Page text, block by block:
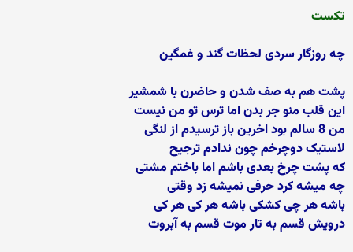
تکست
چه روزگار سردی لحظات گند و غمگین
پشت هم به صف شدن و حاضرن با شمشیر
این قلب منو جر بدن اما ترس تو من نیست
من 8 سالم بود اخرین باز ترسیدم از لنگی
لاستیک دوچرخم چون ندادم ترجیح
که پشت چرخ بعدی باشم اما باختم مشتی
چه میشه کرد حرفی نمیشه زد وقتی
باشه هر چی کشکی باشه هر کی هر کی
درویش قسم به تار موت قسم به آبروت